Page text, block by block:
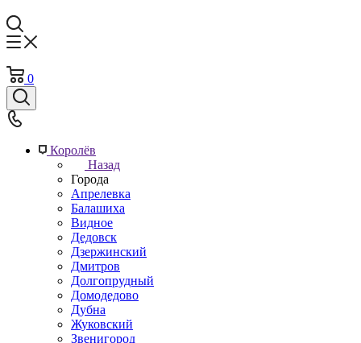
0
Королёв
Назад
Города
Апрелевка
Балашиха
Видное
Дедовск
Дзержинский
Дмитров
Долгопрудный
Домодедово
Дубна
Жуковский
Звенигород